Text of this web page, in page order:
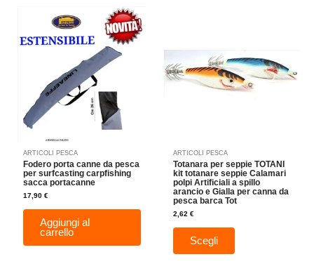
ARTICOLI PESCA
Fodero porta canne da pesca
per surfcasting carpfishing
sacca portacanne
17,90€
Aggiungi al
carrello
ARTICOLI PESCA
Totanara per seppie TOTANI
kit totanare seppie Calamari
polpi Artificiali a spillo
arancio e Gialla per canna da
pesca barca Tot
2,62€
Scegli
varianti.
Le
opzioni
del
prodotto